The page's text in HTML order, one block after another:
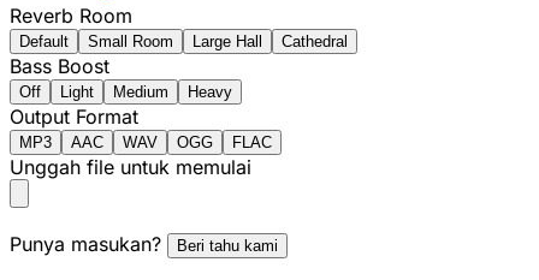
Reverb Room
Default Small Room Large Hall Cathedral
Bass Boost
Off Light Medium Heavy
Output Format
MP3 AAC WAV OGG FLAC
Unggah file untuk memulai
Punya masukan? Beri tahu kami